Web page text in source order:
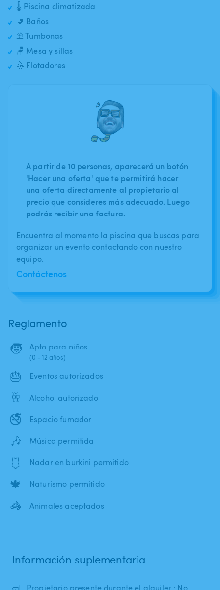
🌡️ Piscina climatizada
🚽 Baños
⛱️ Tumbonas
🪑 Mesa y sillas
🤽 Flotadores
A partir de 10 personas, aparecerá un botón
'Hacer una oferta' que te permitirá hacer
una oferta directamente al propietario al
precio que consideres más adecuado. Luego
podrás recibir una factura.
Encuentra al momento la piscina que buscas para
organizar un evento contactando con nuestro
equipo.
Contáctenos
Reglamento
🧒 Apto para niños
(0 - 12 años)
🎂 Eventos autorizados
🥂 Alcohol autorizado
🚭 Espacio fumador
🎶 Música permitida
🩱 Nadar en burkini permitido
🍁 Naturismo permitido
🦓 Animales aceptados
Información suplementaria
Propietario presente durante el alquiler : No